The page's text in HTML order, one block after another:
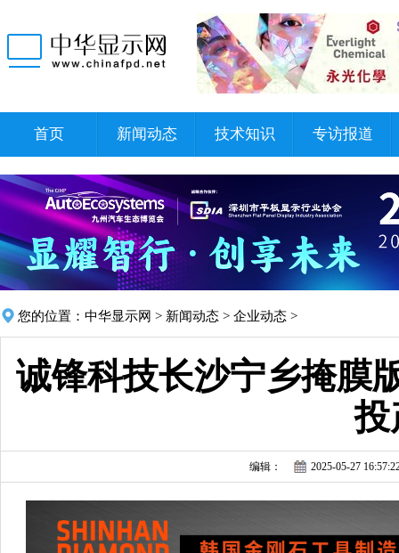
首页 新闻动态 技术知识 专访报道
您的位置： 中华显示网 > 新闻动态 > 企业动态 >
诚锋科技长沙宁乡掩膜
投
编辑： 2025-05-27